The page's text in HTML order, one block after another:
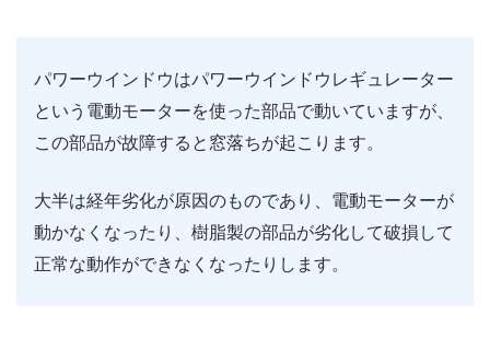
パワーウインドウはパワーウインドウレギュレーター
という電動モーターを使った部品で動いていますが、
この部品が故障すると窓落ちが起こります。
大半は経年劣化が原因のものであり、電動モーターが
動かなくなったり、樹脂製の部品が劣化して破損して
正常な動作ができなくなったりします。